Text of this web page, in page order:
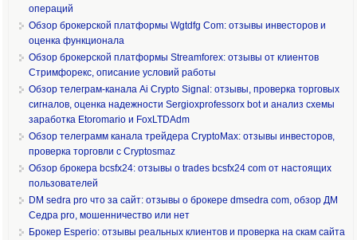
операций
Обзор брокерской платформы Wgtdfg Com: отзывы инвесторов и
оценка функционала
Обзор брокерской платформы Streamforex: отзывы от клиентов
Стримфорекс, описание условий работы
Обзор телеграм-канала Ai Crypto Signal: отзывы, проверка торговых
сигналов, оценка надежности Sergioxprofessorx bot и анализ схемы
заработка Etoromario и FoxLTDAdm
Обзор телеграмм канала трейдера CryptoMax: отзывы инвесторов,
проверка торговли с Cryptosmaz
Обзор брокера bcsfx24: отзывы о trades bcsfx24 com от настоящих
пользователей
DM sedra pro что за сайт: отзывы о брокере dmsedra com, обзор ДМ
Седра pro, мошенничество или нет
Брокер Esperio: отзывы реальных клиентов и проверка на скам сайта